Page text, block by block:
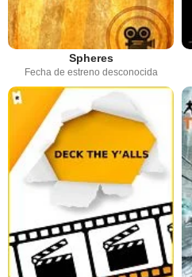
Spheres
Fecha de estreno desconocida